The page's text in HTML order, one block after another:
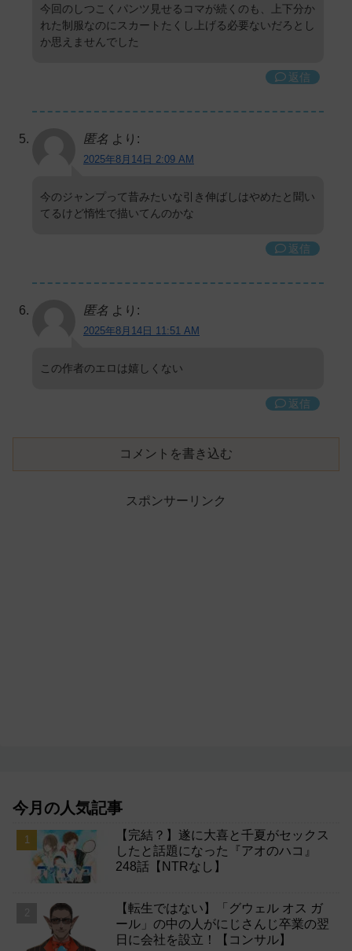
今回のしつこくパンツ見せるコマが続くのも、上下分か
れた制服なのにスカートたくし上げる必要ないだろとし
か思えませんでした
返信
匿名 より:
2025年8月14日 2:09 AM
今のジャンプって昔みたいな引き伸ばしはやめたと聞い
てるけど惰性で描いてんのかな
返信
匿名 より:
2025年8月14日 11:51 AM
この作者のエロは嬉しくない
返信
コメントを書き込む
スポンサーリンク
今月の人気記事
【完結？】遂に大喜と千夏がセックス
したと話題になった『アオのハコ』
248話【NTRなし】
【転生ではない】「グウェル オス ガ
ール」の中の人がにじさんじ卒業の翌
日に会社を設立！【コンサル】